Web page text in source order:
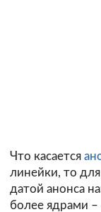
Что касается
линейки, то
датой анонса
более ядрами –